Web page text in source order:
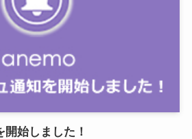
始しました！